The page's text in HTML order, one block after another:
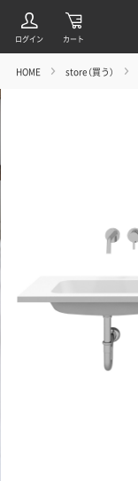
HOME store（買う）